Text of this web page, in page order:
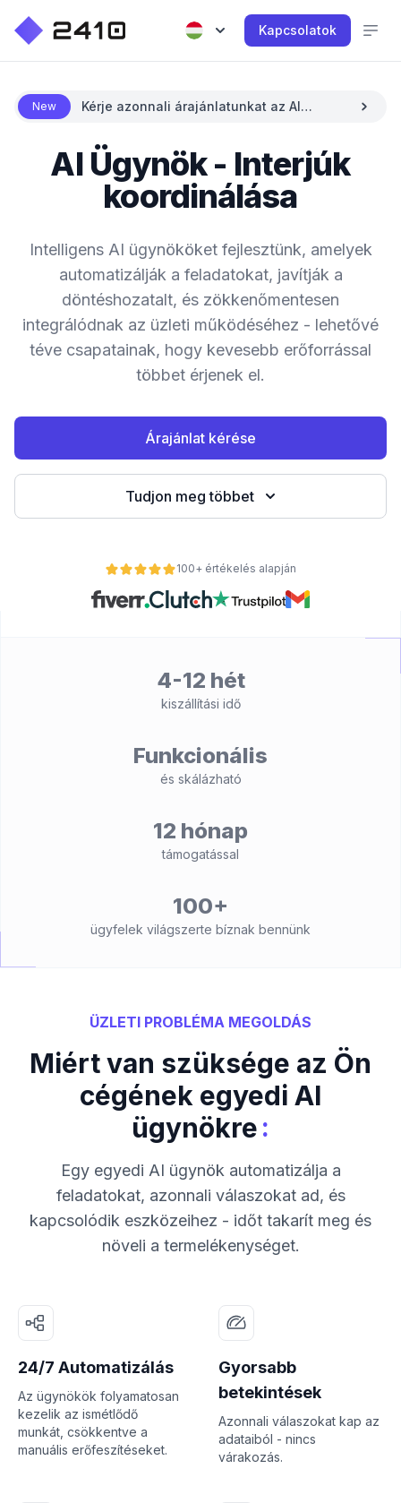
Kapcsolatok
New
Kérje azonnali árajánlatunkat az AI
AI Ügynök - Interjúk
koordinálása
Intelligens AI ügynököket fejlesztünk, amelyek
automatizálják a feladatokat, javítják a
döntéshozatalt, és zökkenőmentesen
integrálódnak az üzleti működéséhez - lehetővé
téve csapatainak, hogy kevesebb erőforrással
többet érjenek el.
Árajánlat kérése
Tudjon meg többet
100+ értékelés alapján
4-12 hét
kiszállítási idő
Funkcionális
és skálázható
12 hónap
támogatással
100+
ügyfelek világszerte bíznak bennünk
ÜZLETI PROBLÉMA MEGOLDÁS
Miért van szüksége az Ön
cégének egyedi AI
ügynökre:
Egy egyedi AI ügynök automatizálja a
feladatokat, azonnali válaszokat ad, és
kapcsolódik eszközeihez - időt takarít meg és
növeli a termelékenységet.
24/7 Automatizálás
Az ügynökök folyamatosan
kezelik az ismétlődő
munkát, csökkentve a
manuális erőfeszítéseket.
Gyorsabb
betekintések
Azonnali válaszokat kap az
adataiból - nincs
várakozás.